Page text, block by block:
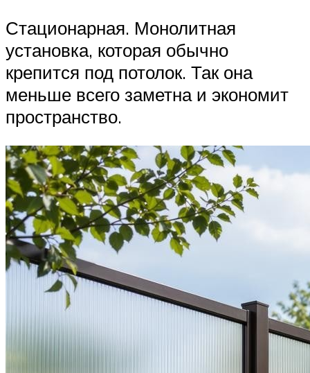
Стационарная. Монолитная
установка, которая обычно
крепится под потолок. Так она
меньше всего заметна и экономит
пространство.